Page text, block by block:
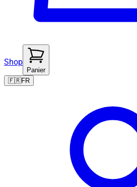
Shop
Panier
🇫🇷FR